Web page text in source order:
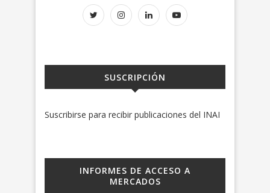
SUSCRIPCIÓN
Suscribirse para recibir publicaciones del INAI
INFORMES DE ACCESO A
MERCADOS